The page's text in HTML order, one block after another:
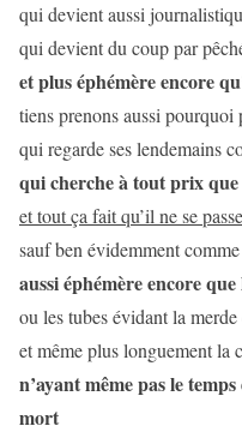
qui devient aussi
qui devient du coup par
et plus éphémère encore
tiens prenons aussi pourquoi
qui regarde ses lendemains
qui cherche à tout prix
et tout ça fait qu’il ne se
sauf ben évidemment
aussi éphémère encore
ou les tubes évidant la
et même plus longuement la
n’ayant même pas le
mort